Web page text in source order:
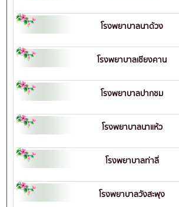
โรงพยาบาลนาด้วง
โรงพยาบาลเชียงคาน
โรงพยาบาลปากชม
โรงพยาบาลนาแห้ว
โรงพยาบาลท่าลี่
โรงพยาบาลวังสะพุง